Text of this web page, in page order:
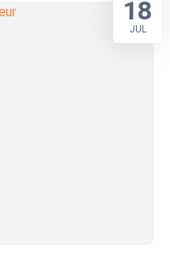
18
JUL